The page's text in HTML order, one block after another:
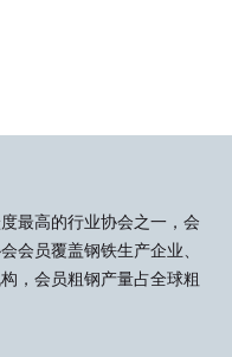
最高的行业协会之一，会
会员覆盖钢铁生产企业、
，会员粗钢产量占全球粗